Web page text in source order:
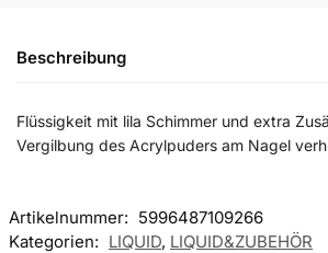
Beschreibung
Flüssigkeit mit lila Schimmer und extra
Vergilbung des Acrylpuders am Nagel
Artikelnummer: 5996487109266
Kategorien: LIQUID, LIQUID&ZUBEHÖR